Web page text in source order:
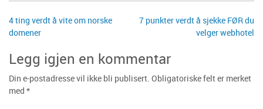
Innleggsnavigasjon
4 ting verdt å vite om norske
domener
7 punkter verdt å sjekke FØR du
velger webhotel
Legg igjen en kommentar
Din e-postadresse vil ikke bli publisert. Obligatoriske felt er merket
med *